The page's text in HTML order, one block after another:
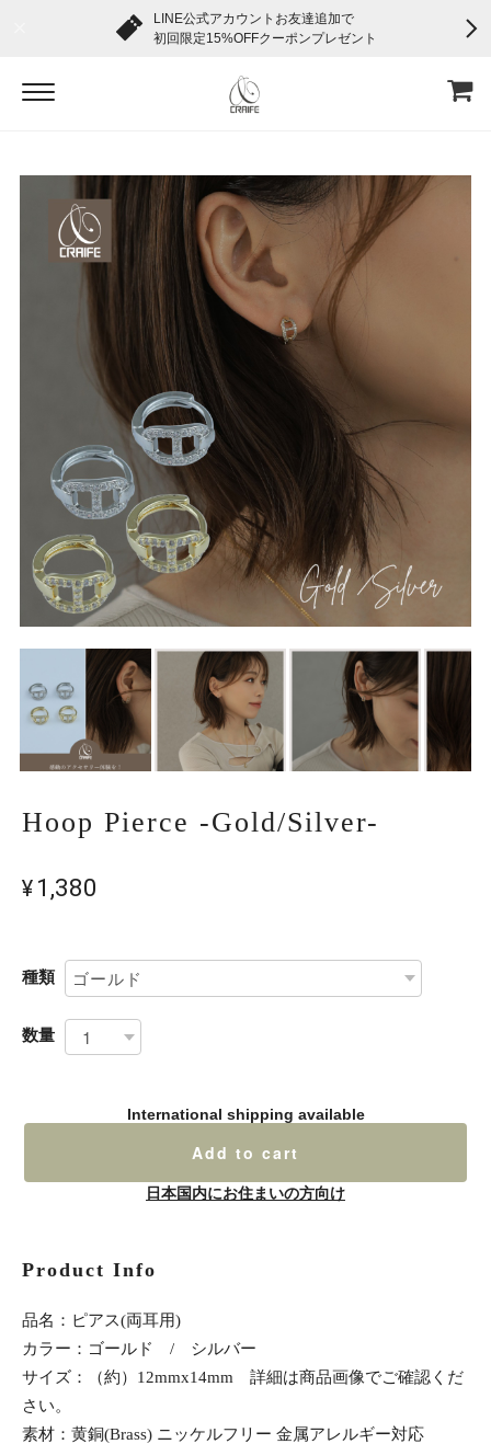
LINE公式アカウントお友達追加で
初回限定15%OFFクーポンプレゼント
Hoop Pierce -Gold/Silver-
¥1,380
種類
数量
International shipping available
Add to cart
日本国内にお住まいの方向け
Product Info
品名：ピアス(両耳用)
カラー：ゴールド / シルバー
サイズ：（約）12mmx14mm 詳細は商品画像でご確認くだ
さい。
素材：黄銅(Brass) ニッケルフリー 金属アレルギー対応